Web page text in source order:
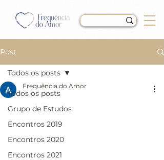
Post
Todos os posts
Grupo de Estudos
Encontros 2019
Encontros 2020
Encontros 2021
Todos os posts
LIÇÃO 268 do Livro de
Exercícios de “Um Curso
em Milagres” (UCEM)
Frequência do Amor